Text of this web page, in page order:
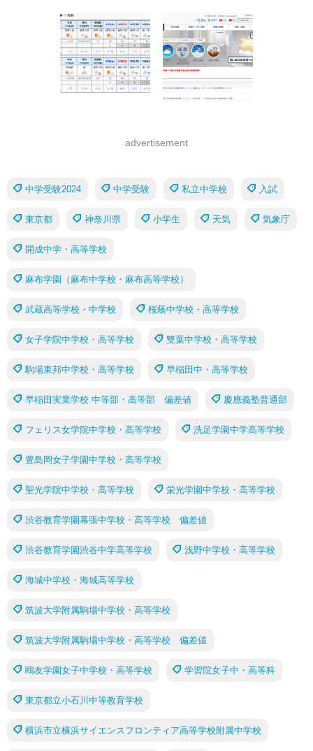
advertisement
中学受験2024 中学受験 私立中学校 入試
東京都 神奈川県 小学生 天気 気象庁
開成中学・高等学校
麻布学園（麻布中学校・麻布高等学校）
武蔵高等学校・中学校 桜蔭中学校・高等学校
女子学院中学校・高等学校 雙葉中学校・高等学校
駒場東邦中学校・高等学校 早稲田中・高等学校
早稲田実業学校 中等部・高等部 偏差値 慶應義塾普通部
フェリス女学院中学校・高等学校 洗足学園中学高等学校
豊島岡女子学園中学校・高等学校
聖光学院中学校・高等学校 栄光学園中学校・高等学校
渋谷教育学園幕張中学校・高等学校 偏差値
渋谷教育学園渋谷中学高等学校 浅野中学校・高等学校
海城中学校・海城高等学校
筑波大学附属駒場中学校・高等学校
筑波大学附属駒場中学校・高等学校 偏差値
鴎友学園女子中学校・高等学校 学習院女子中・高等科
東京都立小石川中等教育学校
横浜市立横浜サイエンスフロンティア高等学校附属中学校